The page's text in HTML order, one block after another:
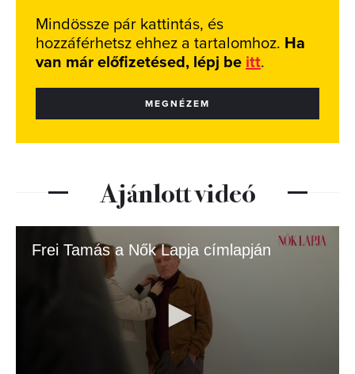
Mindössze pár kattintás, és
hozzáférhetsz ehhez a tartalomhoz. Ha
van már előfizetésed, lépj be itt.
MEGNÉZEM
Ajánlott videó
Frei Tamás a Nők Lapja címlapján